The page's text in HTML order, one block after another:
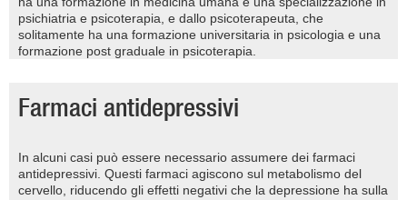
psichiatria e psicoterapia, e dallo psicoterapeuta, che
solitamente ha una formazione universitaria in psicologia e una
formazione post graduale in psicoterapia.
Farmaci antidepressivi
In alcuni casi può essere necessario assumere dei farmaci
antidepressivi. Questi farmaci agiscono sul metabolismo del
cervello, riducendo gli effetti negativi che la depressione ha sulla